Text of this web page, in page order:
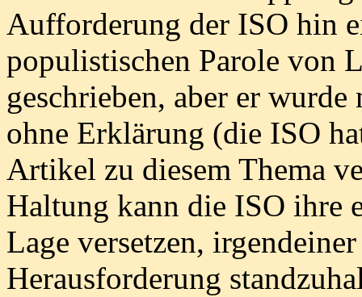
Aufforderung der ISO hin
populistischen Parole von
geschrieben, aber er
ohne Erklärung (die ISO
Artikel zu diesem Thema
Haltung kann die ISO ihre
Lage versetzen,
Herausforderung